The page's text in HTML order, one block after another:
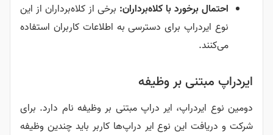
احتمال برخورد با کلاه‌برداران: برخی از کلاه‌برداران از این
نوع ایردراپ برای دسترسی به اطلاعات کاربران استفاده
می‌کنند.
ایردراپ مبتنی بر وظیفه
دومین نوع ایردراپ، ایر دراپ مبتنی بر وظیفه نام دارد. برای
شرکت و دریافت این نوع ایر دراپ‌ها کاربر باید چندین وظیفه